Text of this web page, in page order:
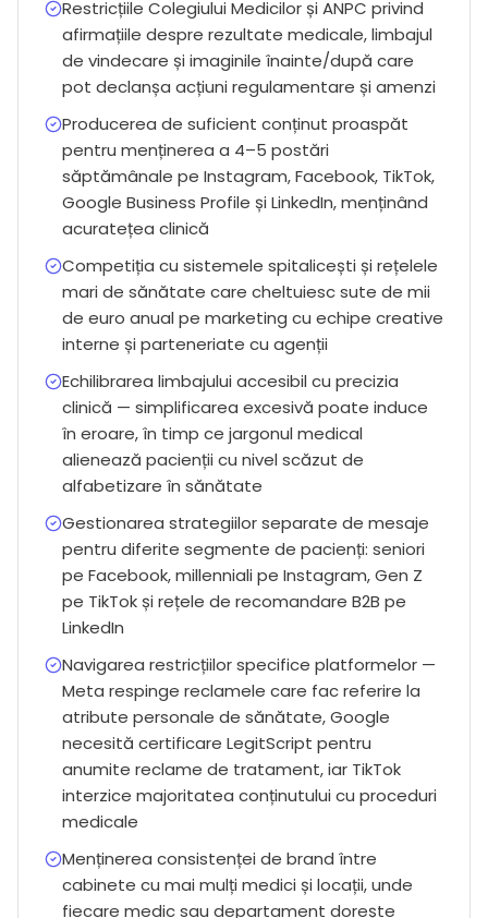
Restricțiile Colegiului Medicilor și ANPC privind
afirmațiile despre rezultate medicale, limbajul
de vindecare și imaginile înainte/după care
pot declanșa acțiuni regulamentare și amenzi
Producerea de suficient conținut proaspăt
pentru menținerea a 4–5 postări
săptămânale pe Instagram, Facebook, TikTok,
Google Business Profile și LinkedIn, menținând
acuratețea clinică
Competiția cu sistemele spitalicești și rețelele
mari de sănătate care cheltuiesc sute de mii
de euro anual pe marketing cu echipe creative
interne și parteneriate cu agenții
Echilibrarea limbajului accesibil cu precizia
clinică — simplificarea excesivă poate induce
în eroare, în timp ce jargonul medical
alienează pacienții cu nivel scăzut de
alfabetizare în sănătate
Gestionarea strategiilor separate de mesaje
pentru diferite segmente de pacienți: seniori
pe Facebook, millenniali pe Instagram, Gen Z
pe TikTok și rețele de recomandare B2B pe
LinkedIn
Navigarea restricțiilor specifice platformelor —
Meta respinge reclamele care fac referire la
atribute personale de sănătate, Google
necesită certificare LegitScript pentru
anumite reclame de tratament, iar TikTok
interzice majoritatea conținutului cu proceduri
medicale
Menținerea consistenței de brand între
cabinete cu mai mulți medici și locații, unde
fiecare medic sau departament dorește